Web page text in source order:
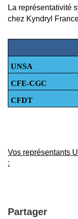
La représentativité
chez Kyndryl
UNSA
CFE-CGC
CFDT
Vos représentants
:
Partager